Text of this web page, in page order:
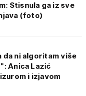
Stisnula ga iz sve
(foto)
da ni algoritam više
Anica Lazić
i izjavom